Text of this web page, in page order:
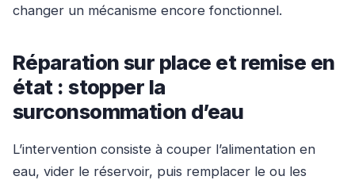
changer un mécanisme encore fonctionnel.
Réparation sur place et remise en
état : stopper la
surconsommation d’eau
L’intervention consiste à couper l’alimentation en
eau, vider le réservoir, puis remplacer le ou les